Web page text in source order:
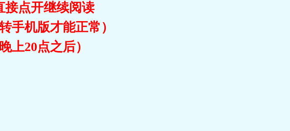
接点开继续阅读
手机版才能正常）
上20点之后）